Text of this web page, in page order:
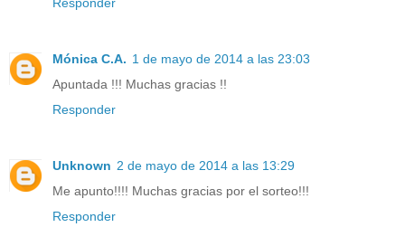
Mónica C.A. 1 de mayo de 2014 a las 23:03
Apuntada !!! Muchas gracias !!
Responder
Unknown 2 de mayo de 2014 a las 13:29
Me apunto!!!! Muchas gracias por el sorteo!!!
Responder